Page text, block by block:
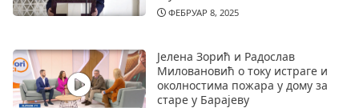
ФЕБРУАР 8, 2025
Јелена Зорић и Радослав
Миловановић о току истраге и
околностима пожара у дому за
старе у Барајеву